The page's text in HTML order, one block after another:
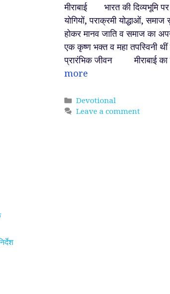
मीराबाई भारत की दिव्यभूमि
योगियों, पराक्रमी योद्धाओं,
होकर मानव जाति व समाज का अपने
एक कृष्ण भक्त व महा तपस्विनी थीं
प्रारंभिक जीवन मीराबाई का
more
Categories
Devotional
Leave a comment